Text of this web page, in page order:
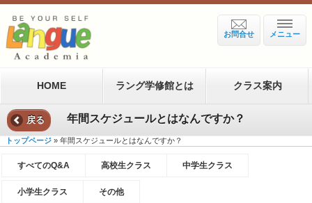
メニュー
お問合せ
HOME ラング学修館とは クラス案内
戻る 年間スケジュールとはなんですか？
トップページ » 年間スケジュールとはなんですか？
すべてのQ&A 高校生クラス 中学生クラス
小学生クラス その他